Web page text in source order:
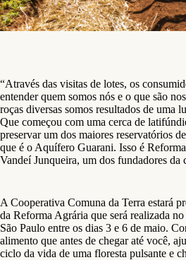
“Através das visitas de lotes, os
entender quem somos nós e o que são
roças diversas somos resultados de uma
Que começou com uma cerca de
preservar um dos maiores reservatórios
que é o Aquífero Guarani. Isso é
Vandeí Junqueira, um dos fundadores da
A Cooperativa Comuna da Terra estará
da Reforma Agrária que será realizada
São Paulo entre os dias 3 e 6 de maio.
alimento que antes de chegar até você,
ciclo da vida de uma floresta pulsante e